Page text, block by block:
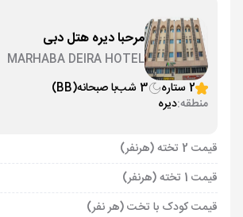
مدت پرواز :02:00
تهران , فرودگاه بین‌المللی امام خمینی IKA
Aircraft - ماهان (Economy)
مرحبا دیره هتل دبی
MARHABA DEIRA HOTEL
2 ستاره
3 شب با صبحانه(BB)
منطقه:دیره
قیمت 2 تخته (هرنفر)
قیمت 1 تخته (هرنفر)
قیمت کودک با تخت (هر نفر)